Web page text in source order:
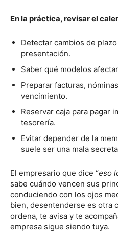
En la práctica, revisar el
Detectar cambios de
presentación.
Saber qué modelos
Preparar facturas,
vencimiento.
Reservar caja para pagar
tesorería.
Evitar depender de la
suele ser una mala
El empresario que dice “eso
sabe cuándo vencen sus
conduciendo con los ojos
bien, desentenderse es otra
ordena, te avisa y te
empresa sigue siendo tuya.